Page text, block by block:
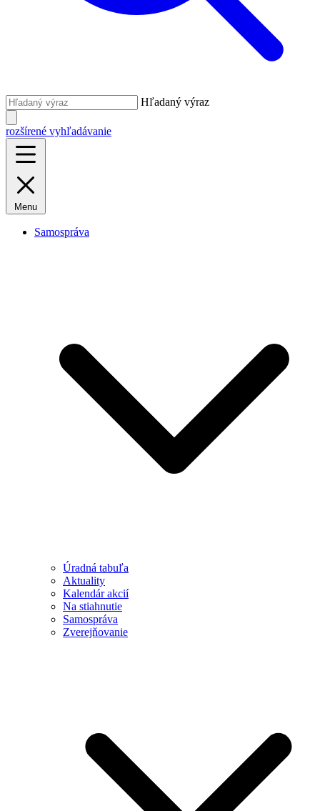
Hľadaný výraz
rozšírené vyhľadávanie
Menu
Samospráva
Úradná tabuľa
Aktuality
Kalendár akcií
Na stiahnutie
Samospráva
Zverejňovanie